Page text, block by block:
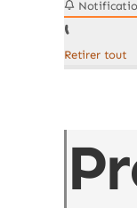
Retirer tout